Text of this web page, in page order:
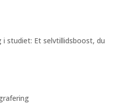
studiet: Et selvtillidsboost, du